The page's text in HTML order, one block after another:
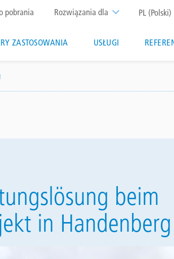
PL (Polski)
Rozwiązania dla
pobrania
ZASTOSOWANIA USŁUGI
beim
in Handenberg